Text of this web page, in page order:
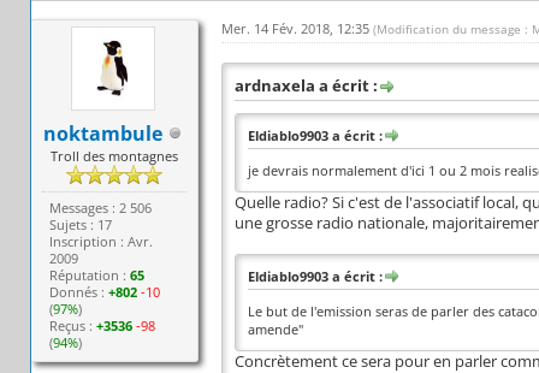
noktambule
Troll des montagnes
Messages : 2 506
Sujets : 17
Inscription : Avr.
2009
Réputation :65
Donnés :+802 -10
(97%)
Reçus :+3536 -98
(94%)
Mer. 14 Fév. 2018, 12:35 (Modification du message :
ardnaxela a écrit :
Eldiablo9903 a écrit :
je devrais normalement d'ici 1 ou 2 mois
Quelle radio? Si c'est de l'associatif local,
une grosse radio nationale,
Eldiablo9903 a écrit :
Le but de l'emission seras de parler des
amende"
Concrètement ce sera pour en parler